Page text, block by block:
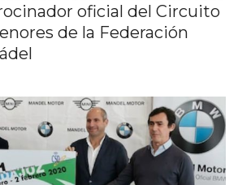
oficial del Circuito
de la Federación